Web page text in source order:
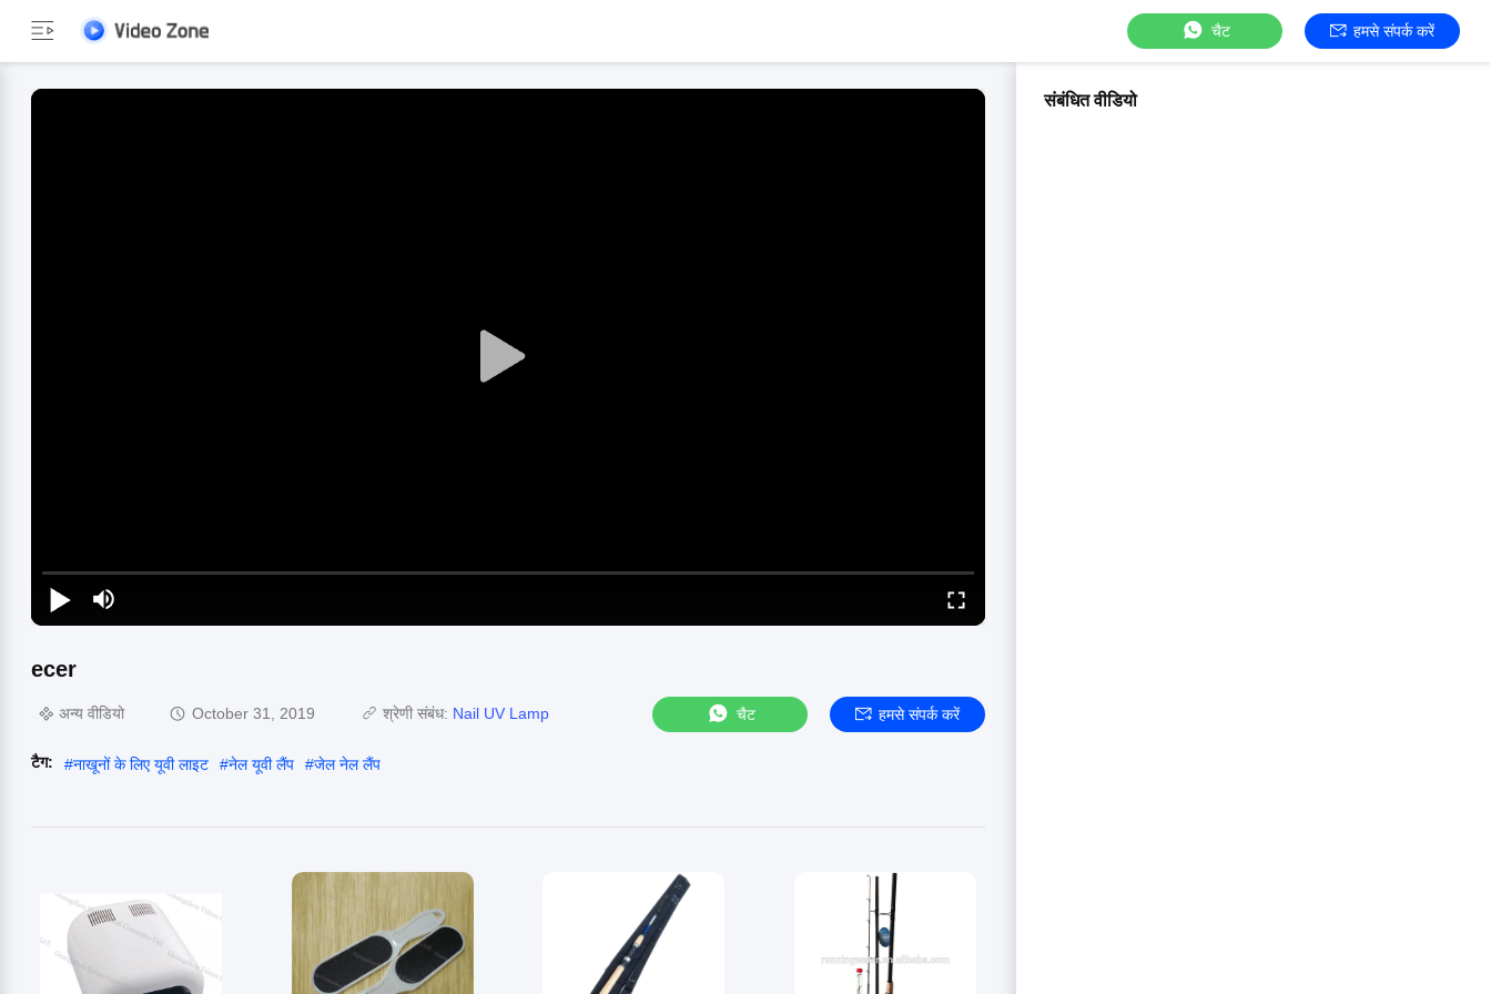
चैट हमसे संपर्क करें
ecer
अन्य वीडियो October 31, 2019 श्रेणी संबंध: Nail UV Lamp चैट हमसे संपर्क करें
टैग: #नाखूनों के लिए यूवी लाइट #नेल यूवी लैंप #जेल नेल लैंप
संबंधित वीडियो